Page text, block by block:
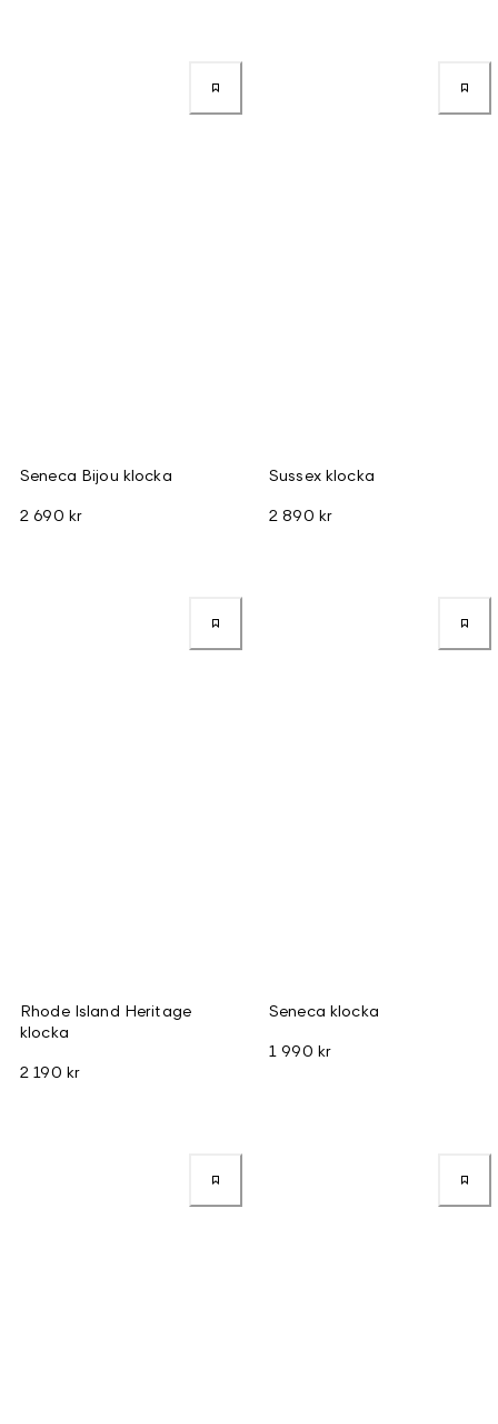
Seneca Bijou klocka
2 690 kr
Sussex klocka
2 890 kr
Rhode Island Heritage
klocka
2 190 kr
Seneca klocka
1 990 kr